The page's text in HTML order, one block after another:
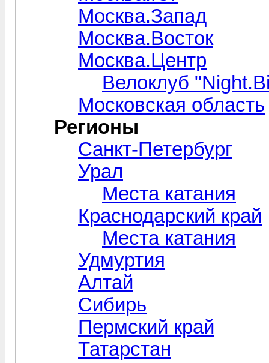
Москва.Запад
Москва.Восток
Москва.Центр
Велоклуб
Московская область
Регионы
Санкт-Петербург
Урал
Места катания
Краснодарский край
Места катания
Удмуртия
Алтай
Сибирь
Пермский край
Татарстан